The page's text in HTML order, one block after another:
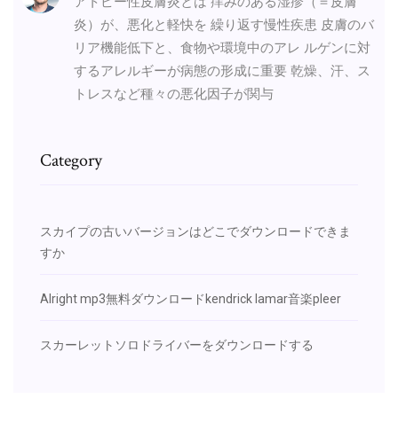
炎）が、悪化と軽快を 繰り返す慢性疾患 皮膚のバ
リア機能低下と、食物や環境中のアレ ルゲンに対
するアレルギーが病態の形成に重要 乾燥、汗、ス
トレスなど種々の悪化因子が関与
Category
スカイプの古いバージョンはどこでダウンロードできま
すか
Alright mp3無料ダウンロードkendrick lamar音楽pleer
スカーレットソロドライバーをダウンロードする